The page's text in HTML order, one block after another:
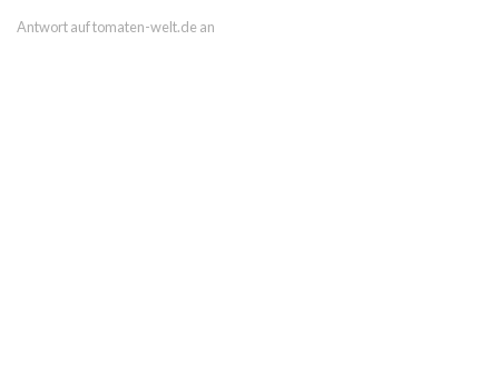
Antwort auf tomaten-welt.de an